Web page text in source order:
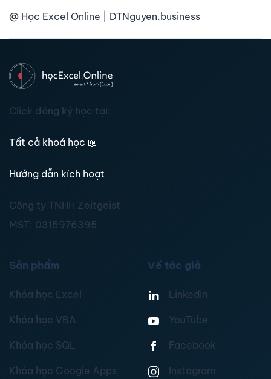
@ Học Excel Online | DTNguyen.business
Click đăng ký học tại:
Tất cả khoá học 📖
Hướng dẫn kích hoạt
Công ty TNHH Zeitgeist
MST: 0315976395
Sản phẩm
Khóa học Excel
Khóa học VBA
Khóa học SQL
Khóa học Google Apps
Về tác giả
Linkedin
YouTube
Facebook
Instagram